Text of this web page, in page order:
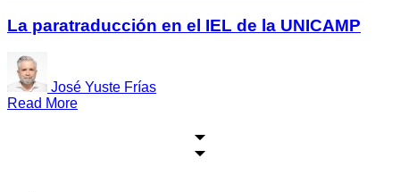
La paratraducción en el IEL de la UNICAMP
José Yuste Frías
Read More